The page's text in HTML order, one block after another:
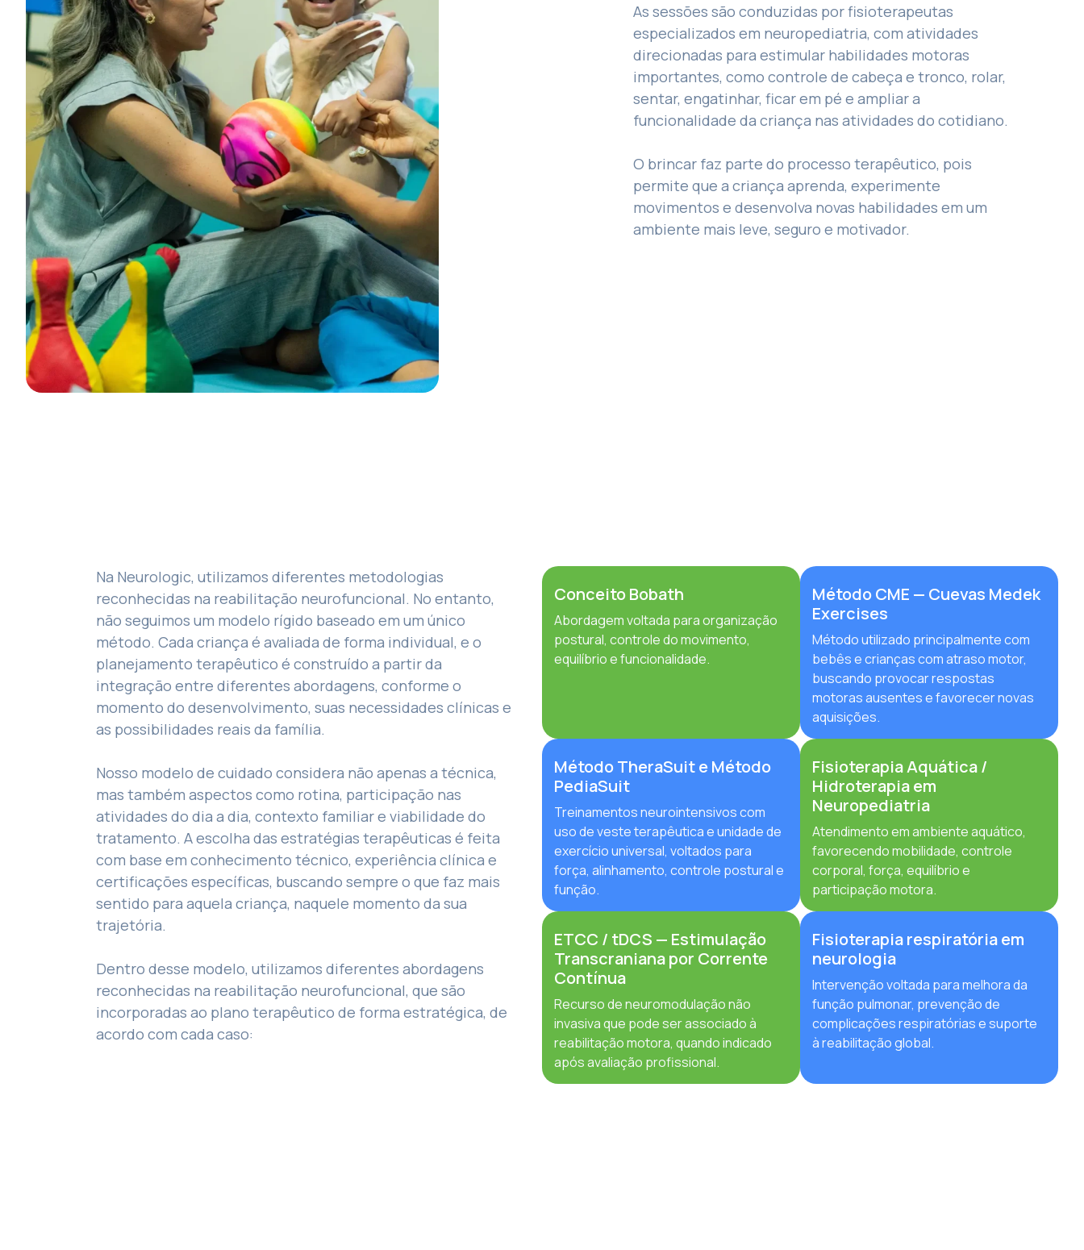
As sessões são conduzidas por fisioterapeutas
especializados em neuropediatria, com atividades
direcionadas para estimular habilidades motoras
importantes, como controle de cabeça e tronco, rolar,
sentar, engatinhar, ficar em pé e ampliar a
funcionalidade da criança nas atividades do cotidiano.
O brincar faz parte do processo terapêutico, pois
permite que a criança aprenda, experimente
movimentos e desenvolva novas habilidades em um
ambiente mais leve, seguro e motivador.
Na Neurologic, utilizamos diferentes metodologias
reconhecidas na reabilitação neurofuncional. No entanto,
não seguimos um modelo rígido baseado em um único
método. Cada criança é avaliada de forma individual, e o
planejamento terapêutico é construído a partir da
integração entre diferentes abordagens, conforme o
momento do desenvolvimento, suas necessidades clínicas e
as possibilidades reais da família.
Nosso modelo de cuidado considera não apenas a técnica,
mas também aspectos como rotina, participação nas
atividades do dia a dia, contexto familiar e viabilidade do
tratamento. A escolha das estratégias terapêuticas é feita
com base em conhecimento técnico, experiência clínica e
certificações específicas, buscando sempre o que faz mais
sentido para aquela criança, naquele momento da sua
trajetória.
Dentro desse modelo, utilizamos diferentes abordagens
reconhecidas na reabilitação neurofuncional, que são
incorporadas ao plano terapêutico de forma estratégica, de
acordo com cada caso:
Conceito Bobath
Abordagem voltada para organização
postural, controle do movimento,
equilíbrio e funcionalidade.
Método CME — Cuevas Medek
Exercises
Método utilizado principalmente com
bebês e crianças com atraso motor,
buscando provocar respostas
motoras ausentes e favorecer novas
aquisições.
Método TheraSuit e Método
PediaSuit
Treinamentos neurointensivos com
uso de veste terapêutica e unidade de
exercício universal, voltados para
força, alinhamento, controle postural e
função.
Fisioterapia Aquática /
Hidroterapia em
Neuropediatria
Atendimento em ambiente aquático,
favorecendo mobilidade, controle
corporal, força, equilíbrio e
participação motora.
ETCC / tDCS — Estimulação
Transcraniana por Corrente
Contínua
Recurso de neuromodulação não
invasiva que pode ser associado à
reabilitação motora, quando indicado
após avaliação profissional.
Fisioterapia respiratória em
neurologia
Intervenção voltada para melhora da
função pulmonar, prevenção de
complicações respiratórias e suporte
à reabilitação global.